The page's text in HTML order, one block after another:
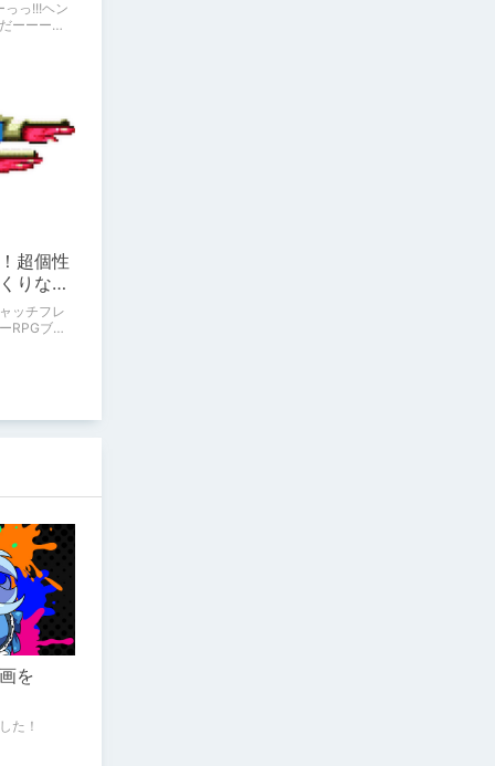
っっ!!!ヘン
ーーーッ
超個性
りな敵
役・敵
ッチフレ
RPGブー
を
た！